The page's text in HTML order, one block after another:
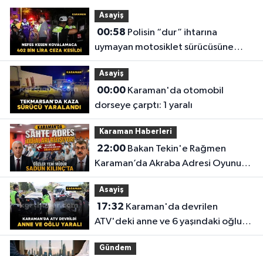
Asayiş
00:58
uymayan motosiklet sürücüsüne
402 bin lira ceza kesildi
Asayiş
00:00Karaman'da otomobil
dorseye çarptı: 1 yaralı
Karaman Haberleri
22:00Bakan Tekin'e Rağmen
Karaman’da Akraba Adresi Oyununa
Müdür Dur Diyecek mi?
Asayiş
17:32
ATV'deki anne ve 6 yaşındaki oğlu
yaralandı
Gündem